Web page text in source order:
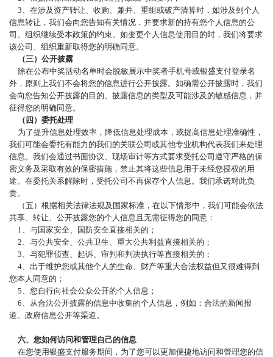
3、在涉及资产转让、收购、兼并、重组或破产清算时，如涉及到个人
信息转让，我们会向您告知有关情况，并要求新的持有您个人信息的公
司、组织继续受本政策的约束。如变更个人信息使用目的时，我们将要求
该公司、组织重新取得您的明确同意。
（三）公开披露
除在公布中奖活动名单时会脱敏展示中奖者手机号或银盛支付登录名
外，原则上我们不会将您的信息进行公开披露。如确需公开披露时，我们
会向您告知公开披露的目的、披露信息的类型及可能涉及的敏感信息，并
征得您的明确同意。
（四）委托处理
为了提升信息处理效率，降低信息处理成本，或提高信息处理准确性，
我们可能会委托有能力的我们的关联公司或其他专业机构代表我们来处理
信息。我们会通过书面协议、现场审计等方式要求受托公司遵守严格的保
密义务及采取有效的保密措施，禁止其将这些信息用于未经您授权的用
途。在委托关系解除时，受托公司不再保存个人信息。我们承诺对此负
责。
（五）根据相关法律法规及国家标准，在以下情形中，我们可能会依法
共享、转让、公开披露您的个人信息且无需征得您的同意：
1、与国家安全、国防安全直接相关的；
2、与公共安全、公共卫生、重大公共利益直接相关的；
3、与犯罪侦查、起诉、审判和判决执行等直接相关的；
4、出于维护您或其他个人的生命、财产等重大合法权益但又很难得到
您本人同意的；
5、您自行向社会公众公开的个人信息；
6、从合法公开披露的信息中收集的个人信息，例如：合法的新闻报
道、政府信息公开等渠道。
六、您如何访问和管理自己的信息
在您使用银盛支付服务期间，为了您可以更加便捷地访问和管理您的信